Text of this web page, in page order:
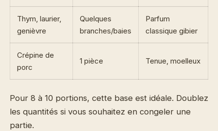
Thym, laurier,
genièvre
Quelques
branches/baies
Parfum
classique gibier
Crépine de
porc
1 pièce Tenue, moelleux
Pour 8 à 10 portions, cette base est idéale. Doublez
les quantités si vous souhaitez en congeler une
partie.